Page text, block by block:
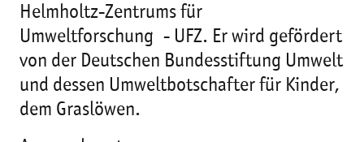
Helmholtz-Zentrums für
Umweltforschung - UFZ. Er wird gefördert
von der Deutschen Bundesstiftung Umwelt
und dessen Umweltbotschafter für Kinder,
dem Graslöwen.